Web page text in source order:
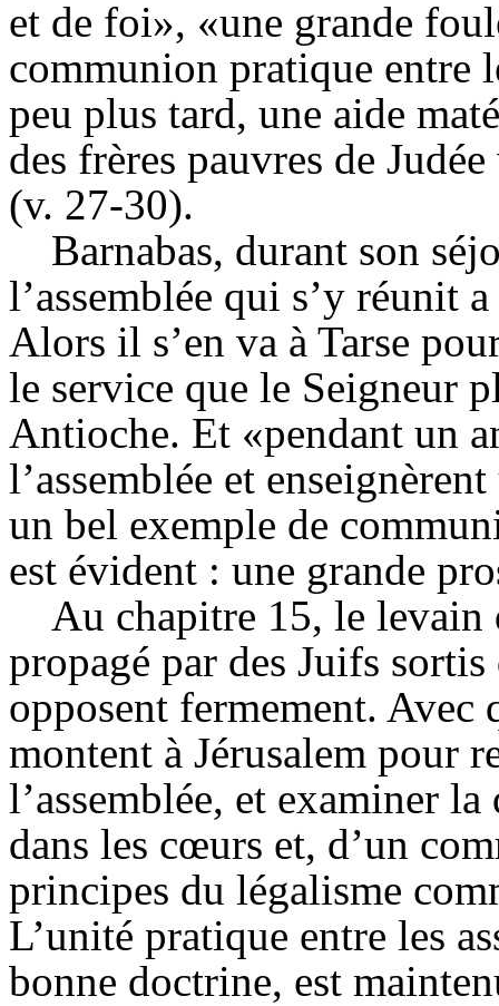
et de foi», «une grande
communion pratique entre
peu plus tard, une aide
des frères pauvres de
(v. 27-30).
Barnabas, durant son
l’assemblée qui s’y réunit a
Alors il s’en va à Tarse
le service que le Seigneur
Antioche. Et «pendant un
l’assemblée et
un bel exemple de
est évident : une grande
Au chapitre 15, le levain
propagé par des Juifs
opposent fermement. Avec
montent à Jérusalem pour
l’assemblée, et examiner
dans les cœurs et, d’un
principes du légalisme
L’unité pratique entre les
bonne doctrine, est